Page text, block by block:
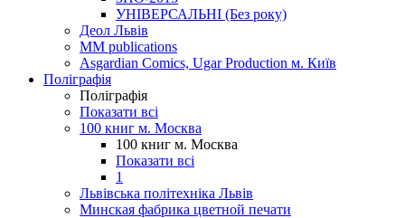
УНІВЕРСАЛЬНІ (Без року)
Деол Львів
MM publications
Asgardian Comics, Ugar Production м. Київ
Поліграфія
Поліграфія
Показати всі
100 книг м. Москва
100 книг м. Москва
Показати всі
1
Львівська політехніка Львів
Минская фабрика цветной печати